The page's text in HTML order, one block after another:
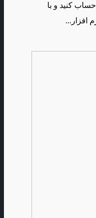
کنید و با